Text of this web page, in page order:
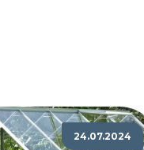
24.07.2024